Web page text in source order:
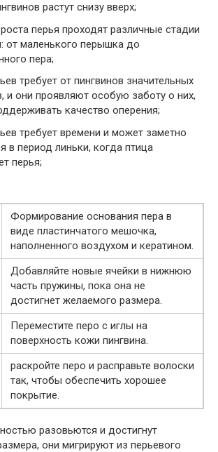
растут снизу вверх;
перья проходят различные стадии
от маленького перышка до
пера;
требует от пингвинов значительных
и они проявляют особую заботу о них,
качество оперения;
требует времени и может заметно
в период линьки, когда птица
перья;
Формирование основания пера в
виде пластинчатого мешочка,
наполненного воздухом и кератином.
Добавляйте новые ячейки в нижнюю
часть пружины, пока она не
достигнет желаемого размера.
Переместите перо с иглы на
поверхность кожи пингвина.
раскройте перо и расправьте волоски
так, чтобы обеспечить хорошее
покрытие.
разовьются и достигнут
они мигрируют из перьевого